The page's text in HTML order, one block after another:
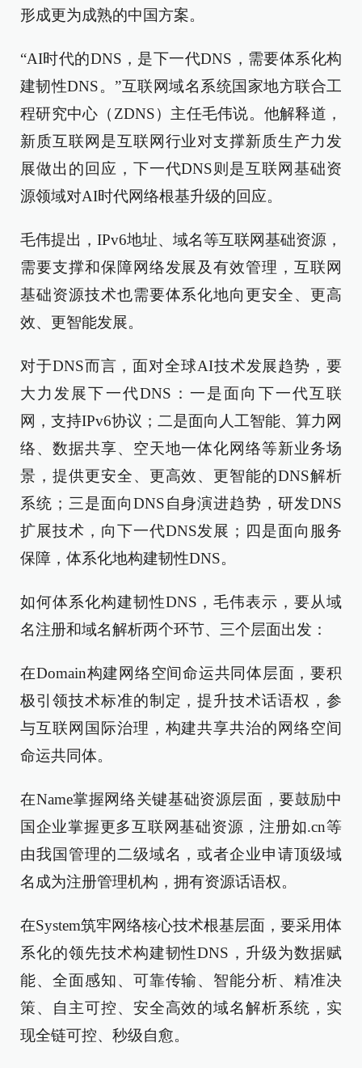
形成更为成熟的中国方案。
“AI时代的DNS，是下一代DNS，需要体系化构
建韧性DNS。”互联网域名系统国家地方联合工
程研究中心（ZDNS）主任毛伟说。他解释道，
新质互联网是互联网行业对支撑新质生产力发
展做出的回应，下一代DNS则是互联网基础资
源领域对AI时代网络根基升级的回应。
毛伟提出，IPv6地址、域名等互联网基础资源，
需要支撑和保障网络发展及有效管理，互联网
基础资源技术也需要体系化地向更安全、更高
效、更智能发展。
对于DNS而言，面对全球AI技术发展趋势，要
大力发展下一代DNS：一是面向下一代互联
网，支持IPv6协议；二是面向人工智能、算力网
络、数据共享、空天地一体化网络等新业务场
景，提供更安全、更高效、更智能的DNS解析
系统；三是面向DNS自身演进趋势，研发DNS
扩展技术，向下一代DNS发展；四是面向服务
保障，体系化地构建韧性DNS。
如何体系化构建韧性DNS，毛伟表示，要从域
名注册和域名解析两个环节、三个层面出发：
在Domain构建网络空间命运共同体层面，要积
极引领技术标准的制定，提升技术话语权，参
与互联网国际治理，构建共享共治的网络空间
命运共同体。
在Name掌握网络关键基础资源层面，要鼓励中
国企业掌握更多互联网基础资源，注册如.cn等
由我国管理的二级域名，或者企业申请顶级域
名成为注册管理机构，拥有资源话语权。
在System筑牢网络核心技术根基层面，要采用体
系化的领先技术构建韧性DNS，升级为数据赋
能、全面感知、可靠传输、智能分析、精准决
策、自主可控、安全高效的域名解析系统，实
现全链可控、秒级自愈。